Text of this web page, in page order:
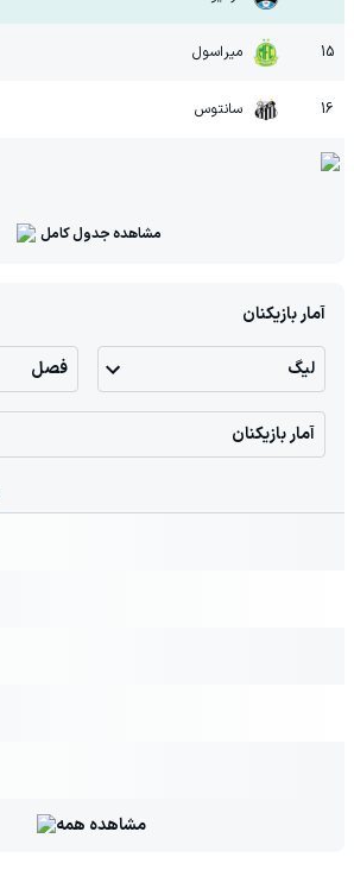
15 میراسول
16 سانتوس
مشاهده جدول کامل
آمار بازیکنان
لیگ فصل
آمار بازیکنان
مشاهده همه